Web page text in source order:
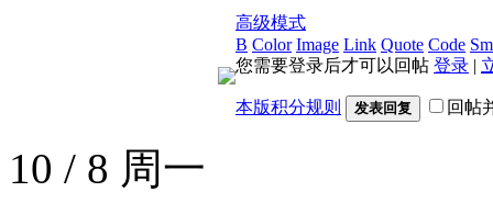
高级模式
B Color Image Link Quote Code
您需要登录后才可以回帖 登录 |
本版积分规则 发表回复 回帖
10 / 8 周一